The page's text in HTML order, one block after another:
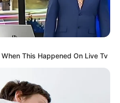
Blue Lagoon Stars Today
8 Horror Movies Where
This Happened On Live Tv